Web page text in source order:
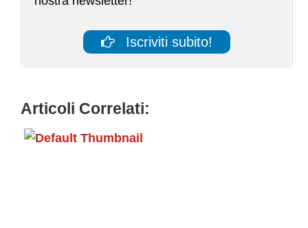
Iscriviti subito!
Articoli Correlati: